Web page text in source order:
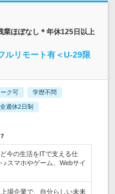
業ほぼなし＊年休125日以上
ルリモート有＜U-29限
ク可 学歴不問
週休2日制
今の生活をITで支える仕
スマホやゲーム、Webサイ
企業で、自分らしい未来